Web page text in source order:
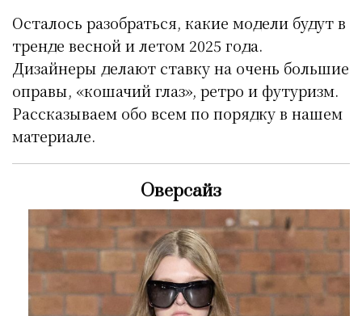
Осталось разобраться, какие модели будут в
тренде весной и летом 2025 года.
Дизайнеры делают ставку на очень большие
оправы, «кошачий глаз», ретро и футуризм.
Рассказываем обо всем по порядку в нашем
материале.
Оверсайз